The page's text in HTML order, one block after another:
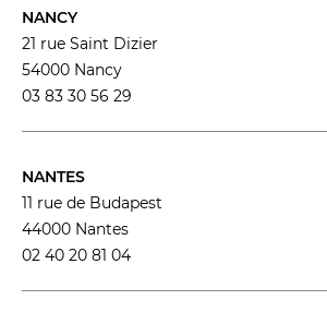
NANCY
21 rue Saint Dizier
54000 Nancy
03 83 30 56 29
NANTES
11 rue de Budapest
44000 Nantes
02 40 20 81 04